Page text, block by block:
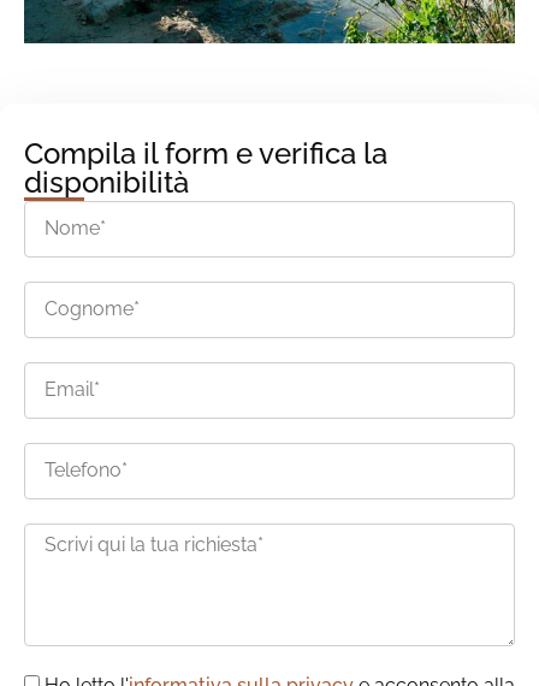
Compila il form e verifica la
disponibilità